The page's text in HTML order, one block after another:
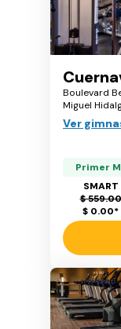
Boulevard
Miguel
Ver
Primer
SMART
$ 559.00
$ 0.00*